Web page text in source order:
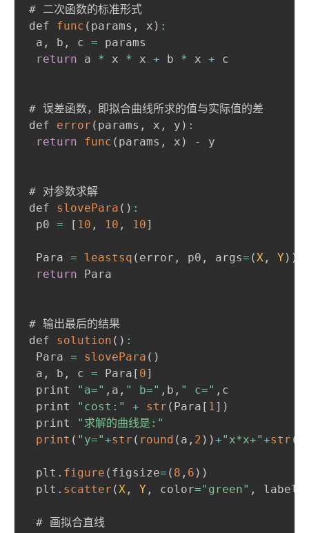
# 二次函数的标准形式
def func ( params , x ) :
a , b , c = params
return a * x * x + b * x + c
# 误差函数，即拟合曲线所求的值与实际值的差
def error ( params , x , y ) :
return
func ( params , x ) - y
# 对参数求解
def slovePara ( ) :
p0 = [ 10 , 10 , 10]
Para = leastsq ( error , p0 , args= (X , Y ) )
return Para
# 输出最后的结果
def solution ( ) :
Para = slovePara ( )
a , b , c = Para [ 0]
print
"a=" , a , " b=" , b , " c=" , c
print
"cost:" + str ( Para [ 1] )
print
"求解的曲线是:"
print ( "y="+str ( round ( a , 2 ) )+"x*x+"+str (
plt . figure ( figsize= ( 8 , 6 ) )
plt . scatter (X , Y , color="green" , label
# 画拟合直线